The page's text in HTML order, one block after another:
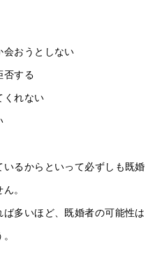
会おうとしない
否する
くれない
るからといって必ずしも既婚
。
多いほど、既婚者の可能性は